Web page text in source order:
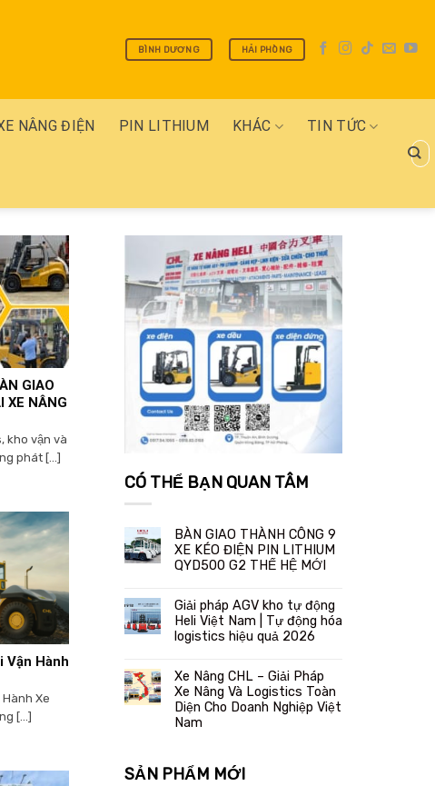
BÌNH DƯƠNG HẢI PHÒNG
NÂNG ĐIỆN PIN LITHIUM KHÁC TIN TỨC
Tìm
GIAO
XE NÂNG
kho vận và
phát [...]
Vận Hành
Hành Xe
[...]
CÓ THỂ BẠN QUAN TÂM
BÀN GIAO THÀNH CÔNG 9
XE KÉO ĐIỆN PIN LITHIUM
QYD500 G2 THẾ HỆ MỚI
Giải pháp AGV kho tự động
Heli Việt Nam | Tự động hóa
logistics hiệu quả 2026
Xe Nâng CHL – Giải Pháp
Xe Nâng Và Logistics Toàn
Diện Cho Doanh Nghiệp Việt
Nam
SẢN PHẨM MỚI